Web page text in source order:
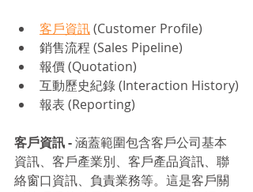
客戶資訊 (Customer Profile)
銷售流程 (Sales Pipeline)
報價 (Quotation)
互動歷史紀錄 (Interaction History)
報表 (Reporting)
客戶資訊 - 涵蓋範圍包含客戶公司基本
資訊、客戶產業別、客戶產品資訊、聯
絡窗口資訊、負責業務等。這是客戶關